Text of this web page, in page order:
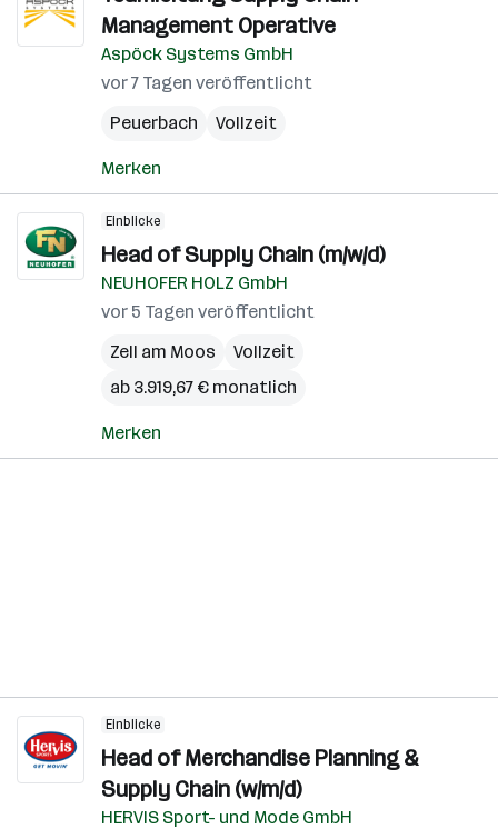
Management Operative
Aspöck Systems GmbH
vor 7 Tagen veröffentlicht
Peuerbach
Vollzeit
Merken
Einblicke
Head of Supply Chain (m/w/d)
NEUHOFER HOLZ GmbH
vor 5 Tagen veröffentlicht
Zell am Moos
Vollzeit
ab 3.919,67 € monatlich
Merken
Einblicke
Head of Merchandise Planning &
Supply Chain (w/m/d)
HERVIS Sport- und Mode GmbH